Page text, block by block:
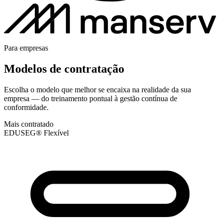
Para empresas
Modelos de contratação
Escolha o modelo que melhor se encaixa na realidade da sua
empresa — do treinamento pontual à gestão contínua de
conformidade.
Mais contratado
EDUSEG® Flexível